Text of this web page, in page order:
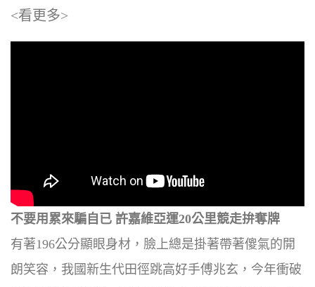
<看更多>
不要用累來騙自已 許嘉維亞運20公里競走拚奪牌
有著196公分顯眼身材，臉上總是掛著帶著傻氣的開
朗笑容，我國新生代田徑跳高好手傅兆玄，今年衝破